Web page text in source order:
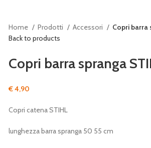
Home Prodotti Accessori
Copri barra
Back to products
Copri barra spranga
€4,90
Copri catena STIHL
lunghezza barra spranga 50 55 cm